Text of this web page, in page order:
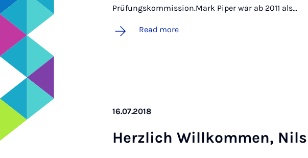
Prüfungskommission.Mark Piper war ab 2011 als…
Read more
16.07.2018
Herz­lich Willkom­men,